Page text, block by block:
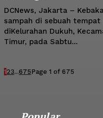
DCNews, Jakarta –
sampah di sebuah tempat
diKelurahan Dukuh,
Timur, pada Sabtu...
123...675Page 1 of 675